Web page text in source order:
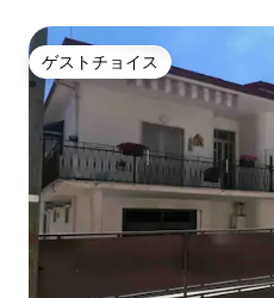
ゲストチョイス
ゲストチョイス